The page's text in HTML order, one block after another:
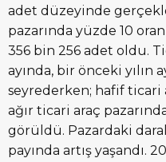
adet düzeyinde
pazarında yüzde 10
356 bin 256 adet oldu.
ayında, bir önceki yılın
seyrederken; hafif ticari
ağır ticari araç
görüldü. Pazardaki
payında artış yaşandı.